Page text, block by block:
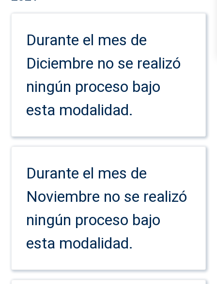
Durante el mes de
Diciembre no se realizó
ningún proceso bajo
esta modalidad.
Durante el mes de
Noviembre no se realizó
ningún proceso bajo
esta modalidad.